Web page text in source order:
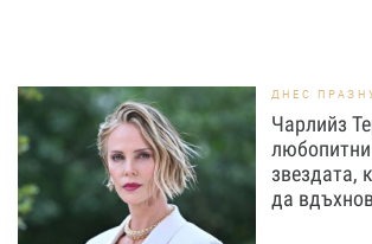
ДНЕС
Чарлийз
звездата,
да